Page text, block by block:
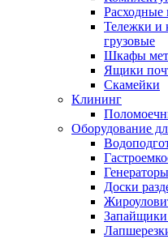
Тележки и
грузовые
Шкафы
Ящики
Скамейки
Клининг
Оборудование
Доски